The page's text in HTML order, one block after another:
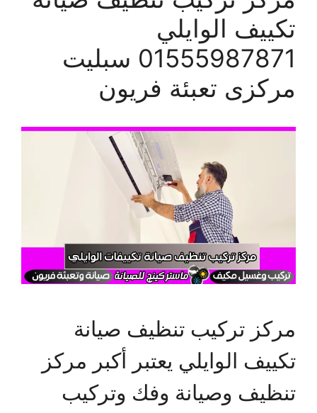
تكييف الوايلي
01555987871 سبليت
مركزى تعبئة فريون
مركز تركيب تنظيف صيانة
تكييف الوايلي يعتبر أكبر مركز
تنظيف وصيانة وفك وتركيب